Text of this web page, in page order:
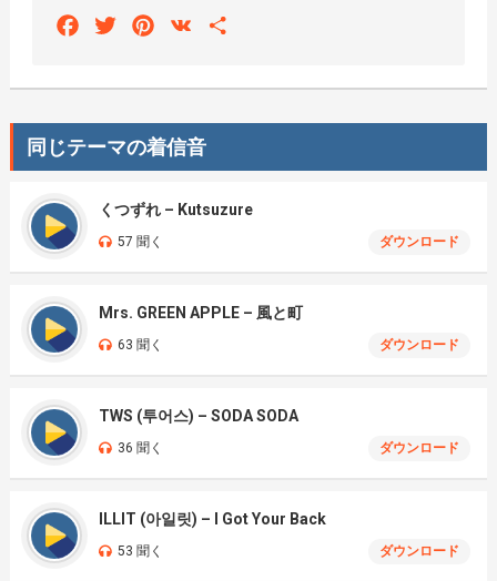
FacebookTwitterPinterest
VK
同じテーマの着信音
くつずれ – Kutsuzure
57 聞く ダウンロード
Mrs. GREEN APPLE – 風と町
63 聞く ダウンロード
TWS (투어스) – SODA SODA
36 聞く ダウンロード
ILLIT (아일릿) – I Got Your Back
53 聞く ダウンロード